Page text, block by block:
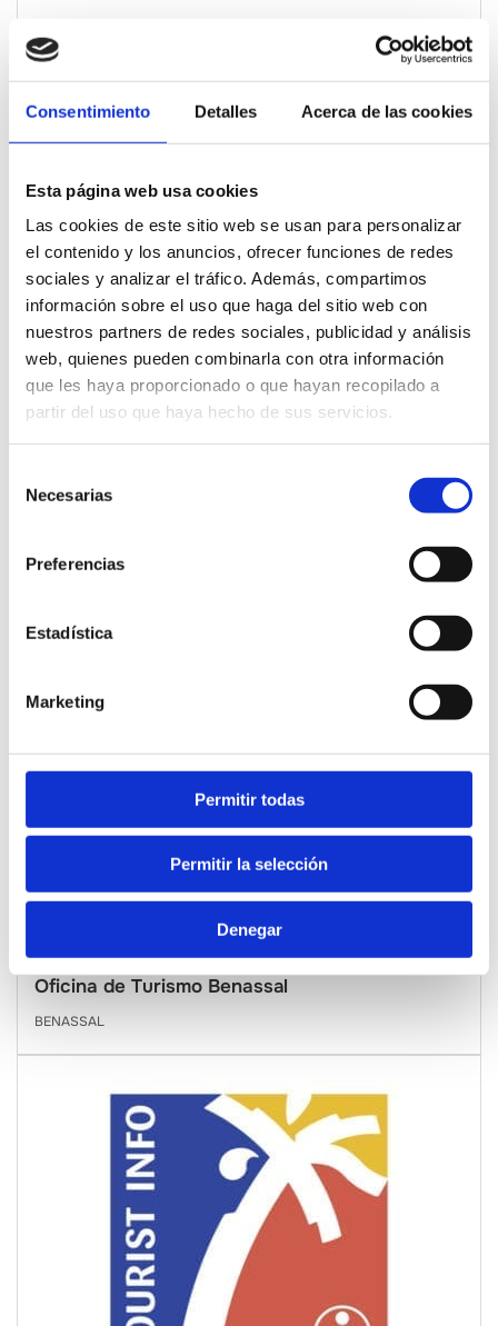
Consentimiento Detalles Acerca de las cookies
Esta página web usa cookies
Las cookies de este sitio web se usan para personalizar
el contenido y los anuncios, ofrecer funciones de redes
sociales y analizar el tráfico. Además, compartimos
información sobre el uso que haga del sitio web con
nuestros partners de redes sociales, publicidad y análisis
web, quienes pueden combinarla con otra información
que les haya proporcionado o que hayan recopilado a
partir del uso que haya hecho de sus servicios.
Necesarias
Preferencias
Estadística
Marketing
Permitir todas
Permitir la selección
Denegar
Oficina de Turismo Ares Del Maestrat
ARGELITA
Oficina de Turismo Benassal
BENASSAL